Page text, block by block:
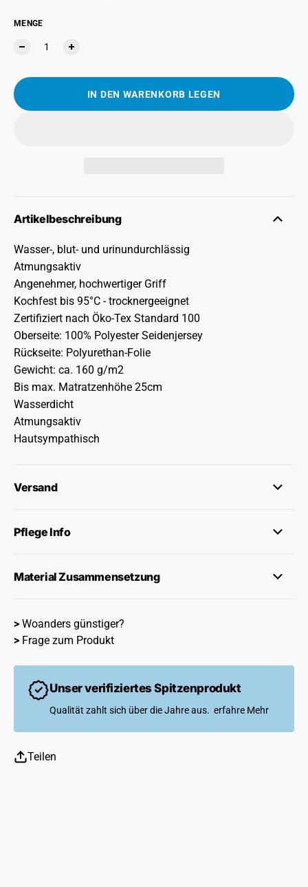
MENGE
IN DEN WARENKORB LEGEN
Artikelbeschreibung
Wasser-, blut- und urinundurchlässig
Atmungsaktiv
Angenehmer, hochwertiger Griff
Kochfest bis 95°C - trocknergeeignet
Zertifiziert nach Öko-Tex Standard 100
Oberseite: 100% Polyester Seidenjersey
Rückseite: Polyurethan-Folie
Gewicht: ca. 160 g/m2
Bis max. Matratzenhöhe 25cm
Wasserdicht
Atmungsaktiv
Hautsympathisch
Versand
Pflege Info
Material Zusammensetzung
> Woanders günstiger?
> Frage zum Produkt
Unser verifiziertes Spitzenprodukt
Qualität zahlt sich über die Jahre aus. erfahre Mehr
Teilen